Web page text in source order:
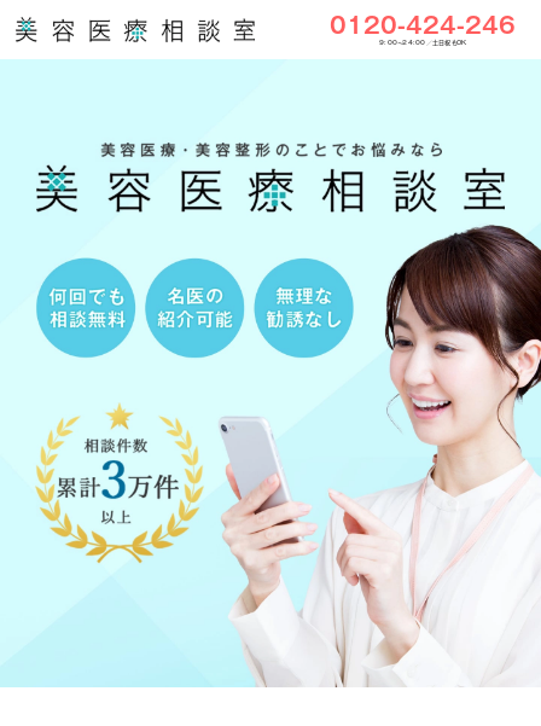
0120-424-246
9:00〜24:00／土日祝もOK